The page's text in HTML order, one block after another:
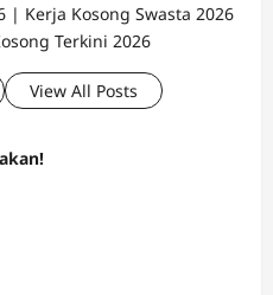
| Kerja Kosong Swasta 2026
Terkini 2026
View All Posts